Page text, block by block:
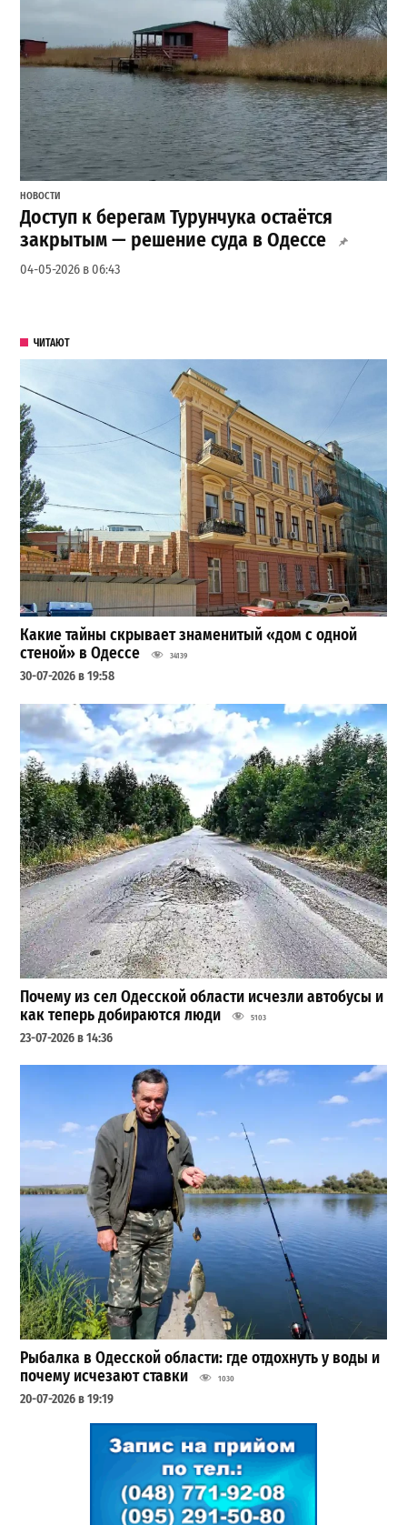
НОВОСТИ
Доступ к берегам Турунчука остаётся
закрытым — решение суда в Одессе
04-05-2026 в 06:43
ЧИТАЮТ
Какие тайны скрывает знаменитый «дом с одной
стеной» в Одессе
34139
30-07-2026 в 19:58
Почему из сел Одесской области исчезли автобусы и
как теперь добираются люди
5103
23-07-2026 в 14:36
Рыбалка в Одесской области: где отдохнуть у воды и
почему исчезают ставки
1030
20-07-2026 в 19:19